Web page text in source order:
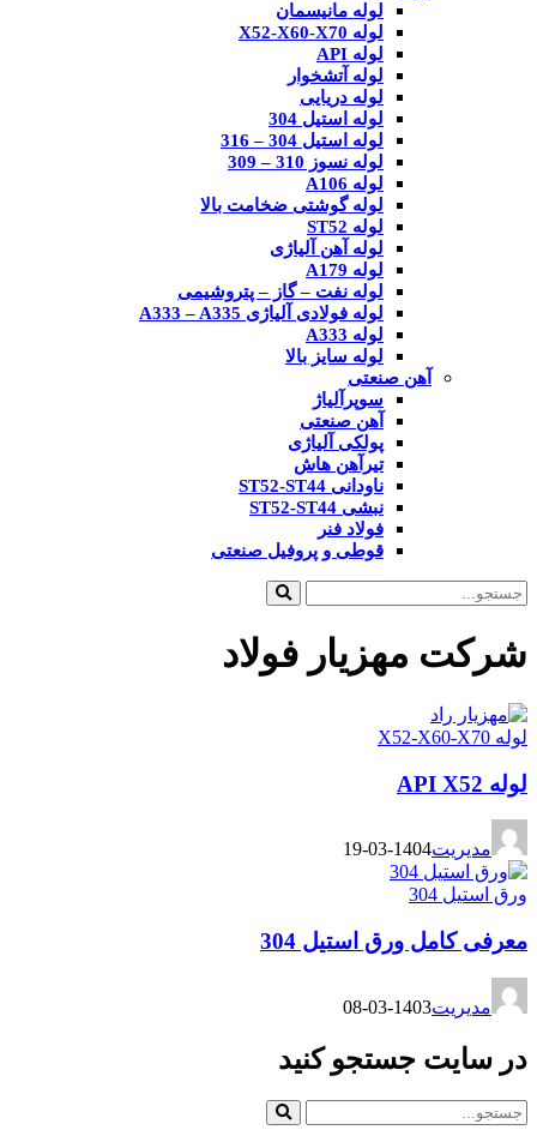
لوله مانیسمان
لوله X52-X60-X70
لوله API
لوله آتشخوار
لوله دریایی
لوله استیل 304
لوله استیل 304 – 316
لوله نسوز 310 – 309
لوله A106
لوله گوشتی ضخامت بالا
لوله ST52
لوله آهن آلیاژی
لوله A179
لوله نفت – گاز – پتروشیمی
لوله فولادی آلیاژی A333 – A335
لوله A333
لوله سایز بالا
آهن صنعتی
سوپرآلیاژ
آهن صنعتی
پولکی آلیاژی
تیرآهن هاش
ناودانی ST52-ST44
نبشی ST52-ST44
فولاد فنر
قوطی و پروفیل صنعتی
شرکت مهزیار فولاد
لوله X52-X60-X70
لوله API X52
مدیریت1404-03-19
ورق استیل 304
معرفی کامل ورق استیل 304
مدیریت1403-03-08
در سایت جستجو کنید